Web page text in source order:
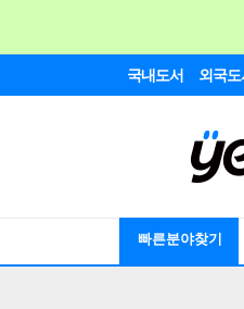
국내도서 외국도
빠른분야찾기